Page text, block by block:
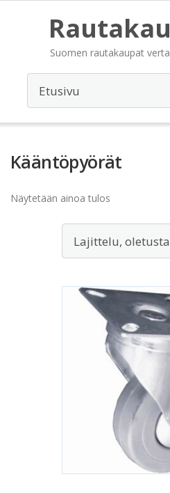
Suomen rautakaupat
Kääntöpyörät
Näytetään ainoa tulos